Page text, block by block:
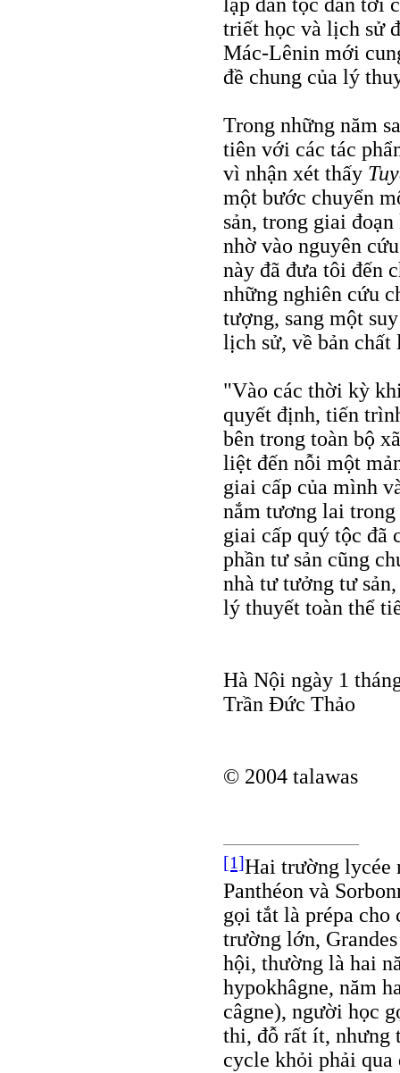
triết học và lịch sử
Mác-Lênin mới
đề chung của lý
Trong những năm
tiên với các tác
vì nhận xét thấy
một bước chuyển
sản, trong giai
nhờ vào nguyên
này đã đưa tôi đến
những nghiên cứu
tượng, sang một
lịch sử, về bản chất
"Vào các thời kỳ
quyết định, tiến
bên trong toàn bộ
liệt đến nỗi một
giai cấp của mình
nắm tương lai
giai cấp quý tộc đã
phần tư sản cũng
nhà tư tưởng tư
lý thuyết toàn thể
Hà Nội ngày 1
Trần Đức Thảo
© 2004 talawas
[1]Hai trường lycée
Panthéon và
gọi tắt là prépa cho
trường lớn,
hội, thường là hai
hypokhâgne, năm
câgne), người học
thi, đỗ rất ít, nhưng
cycle khỏi phải qua